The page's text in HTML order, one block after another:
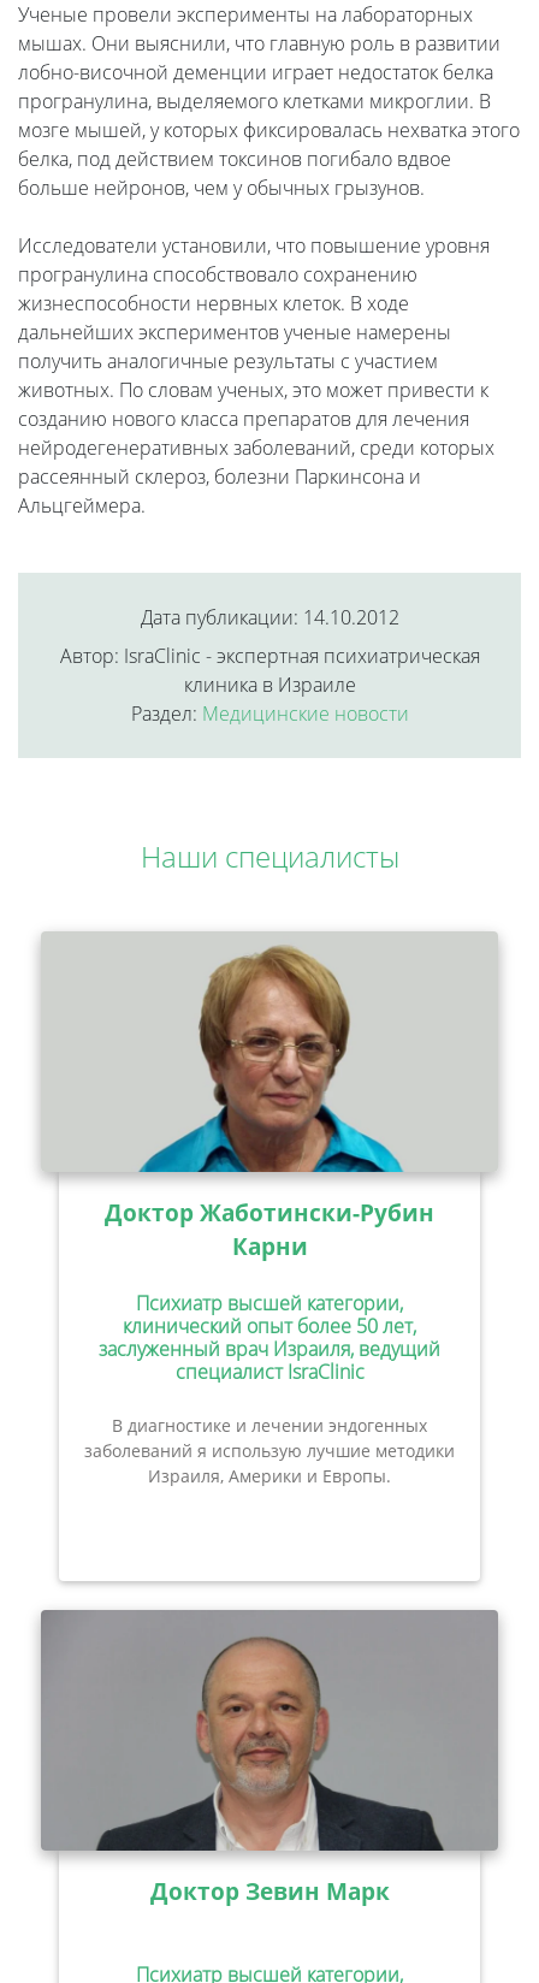
Ученые провели эксперименты на лабораторных
мышах. Они выяснили, что главную роль в развитии
лобно-височной деменции играет недостаток белка
програнулина, выделяемого клетками микроглии. В
мозге мышей, у которых фиксировалась нехватка этого
белка, под действием токсинов погибало вдвое
больше нейронов, чем у обычных грызунов.
Исследователи установили, что повышение уровня
програнулина способствовало сохранению
жизнеспособности нервных клеток. В ходе
дальнейших экспериментов ученые намерены
получить аналогичные результаты с участием
животных. По словам ученых, это может привести к
созданию нового класса препаратов для лечения
нейродегенеративных заболеваний, среди которых
рассеянный склероз, болезни Паркинсона и
Альцгеймера.
Дата публикации: 14.10.2012
Автор: IsraClinic - экспертная психиатрическая
клиника в Израиле
Раздел: Медицинские новости
Наши специалисты
Доктор Жаботински-Рубин
Карни
Психиатр высшей категории,
клинический опыт более 50 лет,
заслуженный врач Израиля, ведущий
специалист IsraClinic
В диагностике и лечении эндогенных
заболеваний я использую лучшие методики
Израиля, Америки и Европы.
Доктор Зевин Марк
Психиатр высшей категории,